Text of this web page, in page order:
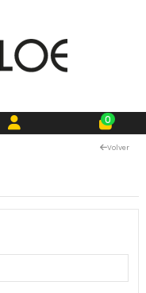
0
Volver